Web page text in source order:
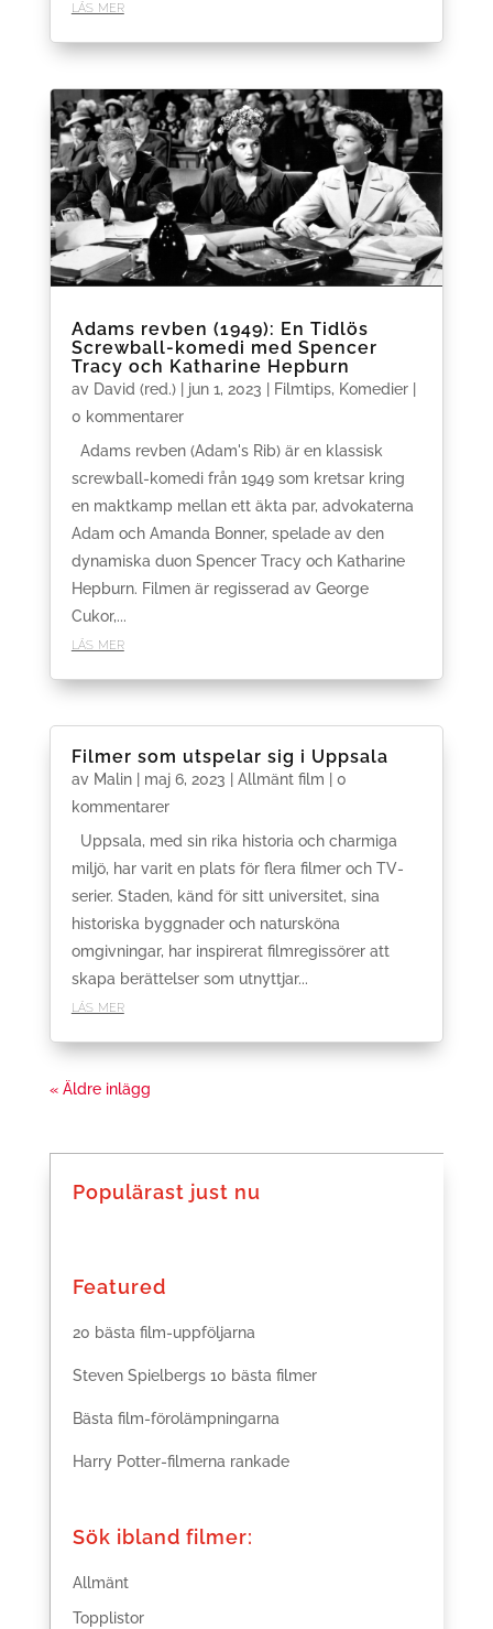
läs mer
Adams revben (1949): En Tidlös
Screwball-komedi med Spencer
Tracy och Katharine Hepburn
av David (red.)| jun 1, 2023 Filmtips, Komedier|
0 kommentarer
Adams revben (Adam's Rib) är en klassisk
screwball-komedi från 1949 som kretsar kring
en maktkamp mellan ett äkta par, advokaterna
Adam och Amanda Bonner, spelade av den
dynamiska duon Spencer Tracy och Katharine
Hepburn. Filmen är regisserad av George
Cukor,...
läs mer
Filmer som utspelar sig i Uppsala
av Malin| maj 6, 2023 Allmänt film | 0
kommentarer
Uppsala, med sin rika historia och charmiga
miljö, har varit en plats för flera filmer och TV-
serier. Staden, känd för sitt universitet, sina
historiska byggnader och natursköna
omgivningar, har inspirerat filmregissörer att
skapa berättelser som utnyttjar...
läs mer
« Äldre inlägg
Populärast just nu
Featured
20 bästa film-uppföljarna
Steven Spielbergs 10 bästa filmer
Bästa film-förolämpningarna
Harry Potter-filmerna rankade
Sök ibland filmer:
Allmänt
Topplistor